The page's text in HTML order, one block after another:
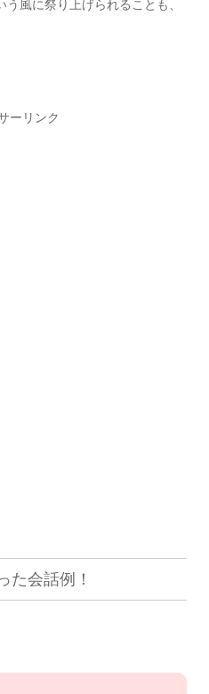
風に祭り上げられることも、
ーリンク
た会話例！